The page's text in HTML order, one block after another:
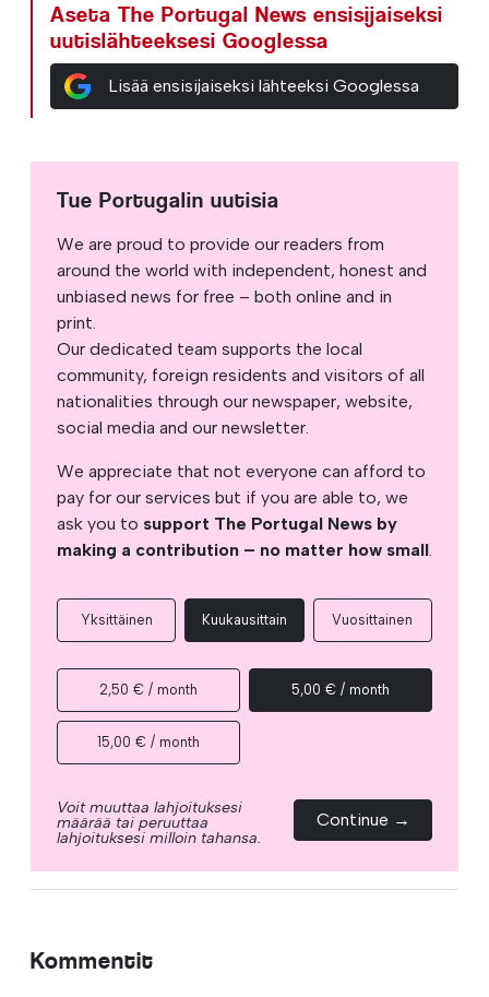
Aseta The Portugal News ensisijaiseksi
uutislähteeksesi Googlessa
Lisää ensisijaiseksi lähteeksi Googlessa
Tue Portugalin uutisia
We are proud to provide our readers from
around the world with independent, honest and
unbiased news for free – both online and in
print.
Our dedicated team supports the local
community, foreign residents and visitors of all
nationalities through our newspaper, website,
social media and our newsletter.
We appreciate that not everyone can afford to
pay for our services but if you are able to, we
ask you to support The Portugal News by
making a contribution – no matter how small.
Yksittäinen Kuukausittain Vuosittainen
2,50 € / month 5,00 € / month
15,00 € / month
Voit muuttaa lahjoituksesi
määrää tai peruuttaa
lahjoituksesi milloin tahansa.
Continue →
Kommentit